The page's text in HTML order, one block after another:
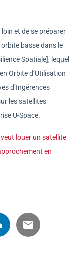
loin et de se préparer
basse dans le
Spatiale], lequel
Orbite d’Utilisation
d’Ingérences
les satellites
U-Space.
louer un satellite
en